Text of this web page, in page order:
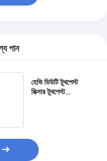
পান
হেভি ডিউটি ​​টুথপেস্ট
মিক্সার টুথপেস্ট